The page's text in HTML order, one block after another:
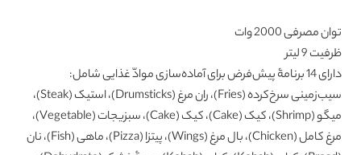
توان مصرفی 2000 وات
ظرفیت 9 لیتر
دارای 14 برنامۀ پیش‌فرض برای آماده‌سازی موادّ غذایی شامل:
سیب‌زمینی سرخ‌کرده (Fries)، ران مرغ (Drumsticks)، استیک (Steak)،
میگو (Shrimp)، کیک (Cake)، کیک (Cake)، سبزیجات (Vegetable)،
مرغ کامل (Chicken)، بال مرغ (Wings)، پیتزا (Pizza)، ماهی (Fish)، نان